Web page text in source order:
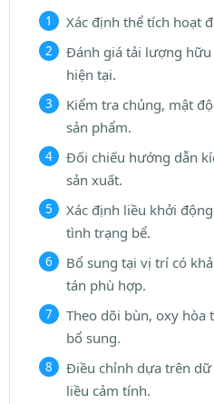
Xác định thể tích hoạt
Đánh giá tải lượng
hiện tại.
Kiểm tra chủng, mật
sản phẩm.
Đối chiếu hướng dẫn
sản xuất.
Xác định liều khởi
tình trạng bể.
Bổ sung tại vị trí có
tán phù hợp.
Theo dõi bùn, oxy hòa
bổ sung.
Điều chỉnh dựa trên
liều cảm tính.